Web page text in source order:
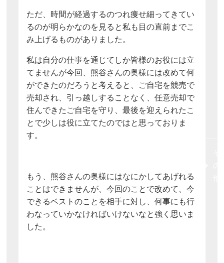
ただ、時間が経過するのつれ痩せ細ってきてい
るのが明らかなのを見ると私も目の直前までこ
み上げるものがありました。
私は自分の仕事を通じてしか皆様のお役には立
てませんが今回、熊谷さんの奥様には改めて何
ができたのだろうと考えると、ご自宅を競売で
売却され、引っ越しすることなく、任意売却で
住んできたご自宅を守り、最後を迎えられたこ
とで少しは役に立てたのではと思っておりま
す。
もう、熊谷さんの奥様にはなにかしてあげれる
ことはできませんが、今回のことで改めて、今
できるベストのことを相手に対し、何事にも行
わなっていかなければいけないなと強く思いま
した。